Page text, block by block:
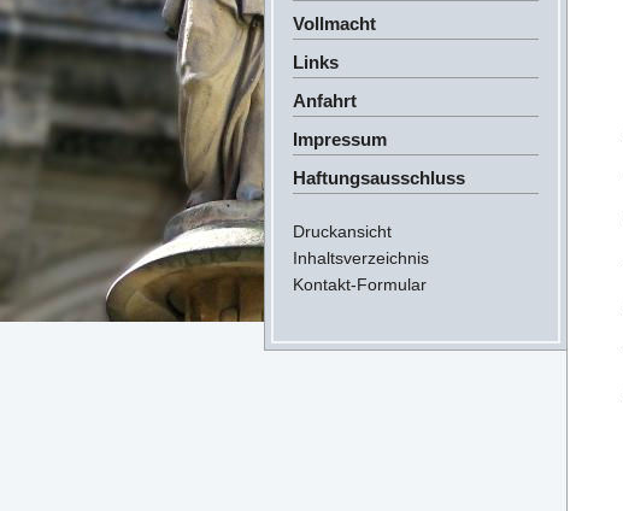
Vollmacht
Links
Anfahrt
Impressum
Haftungsausschluss
Druckansicht
Inhaltsverzeichnis
Kontakt-Formular